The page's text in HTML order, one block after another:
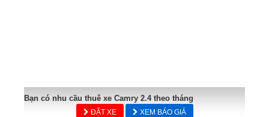
Bạn có nhu cầu thuê xe Camry 2.4 theo tháng
ĐẶT XE XEM BÁO GIÁ